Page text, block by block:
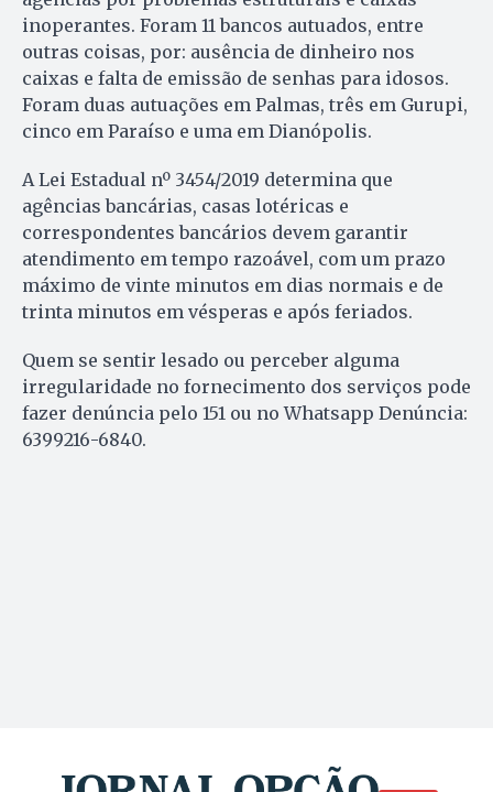
inoperantes. Foram 11 bancos autuados, entre
outras coisas, por: ausência de dinheiro nos
caixas e falta de emissão de senhas para idosos.
Foram duas autuações em Palmas, três em Gurupi,
cinco em Paraíso e uma em Dianópolis.
A Lei Estadual nº 3454/2019 determina que
agências bancárias, casas lotéricas e
correspondentes bancários devem garantir
atendimento em tempo razoável, com um prazo
máximo de vinte minutos em dias normais e de
trinta minutos em vésperas e após feriados.
Quem se sentir lesado ou perceber alguma
irregularidade no fornecimento dos serviços pode
fazer denúncia pelo 151 ou no Whatsapp Denúncia:
6399216-6840.